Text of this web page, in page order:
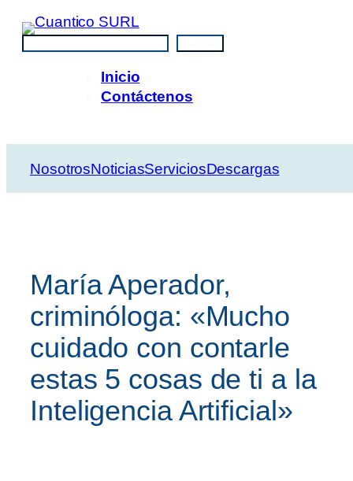
Saltar
contenido
Inicio
Contáctenos
NosotrosNoticiasServiciosDescargas
María Aperador,
criminóloga: «Mucho
cuidado con contarle
estas 5 cosas de ti a la
Inteligencia Artificial»